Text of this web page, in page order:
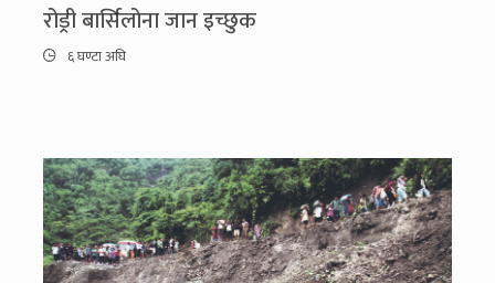
रोड्री बार्सिलोना जान इच्छुक
६ घण्टा अघि